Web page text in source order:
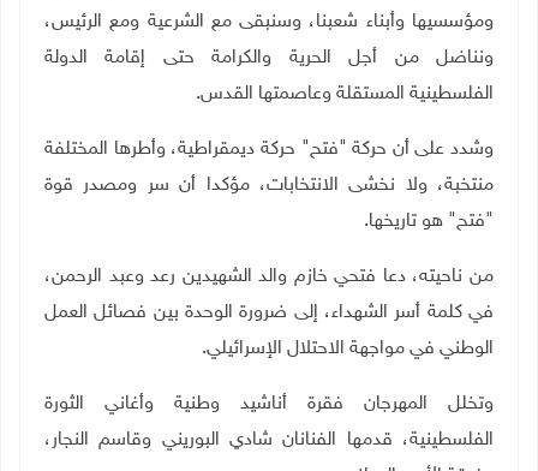
ومؤسسيها وأبناء شعبنا، وسنبقى مع الشرعية ومع الرئيس،
ونناضل من أجل الحرية والكرامة حتى إقامة الدولة
الفلسطينية المستقلة وعاصمتها القدس.
وشدد على أن حركة "فتح" حركة ديمقراطية، وأطرها المختلفة
منتخبة، ولا نخشى الانتخابات، مؤكدا أن سر ومصدر قوة
"فتح" هو تاريخها.
من ناحيته، دعا فتحي خازم والد الشهيدين رعد وعبد الرحمن،
في كلمة أسر الشهداء، إلى ضرورة الوحدة بين فصائل العمل
الوطني في مواجهة الاحتلال الإسرائيلي.
وتخلل المهرجان فقرة أناشيد وطنية وأغاني الثورة
الفلسطينية، قدمها الفنانان شادي البوريني وقاسم النجار،